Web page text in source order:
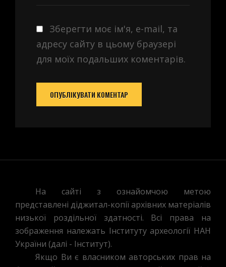
Зберегти моє ім'я, e-mail, та
адресу сайту в цьому браузері
для моїх подальших коментарів.
На сайті з ознайомчою метою
представлені діджитал-копії архівних матеріалів
низької роздільної здатності. Всі права на
зображення належать Інституту археології НАН
України (далі - Інститут).
Якщо Ви є власником авторських прав на